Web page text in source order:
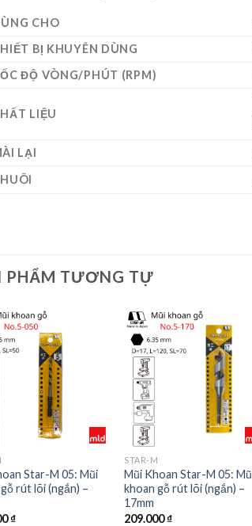
CHO
BỊ KHUYÊN DÙNG
ĐỘ VÒNG/PHÚT (RPM)
LIỆU
LẠI
PHẨM TƯƠNG TỰ
Star-M 05: Mũi
rút lõi (ngắn) –
₫
STAR-M
Mũi Khoan Star-M 05:
khoan gỗ rút lõi (ngắn) –
17mm
209.000₫